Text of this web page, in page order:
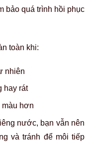
bảo quá trình hồi phục
toàn khi:
nhiên
hay rát
màu hơn
nước, bạn vẫn nên
và tránh để môi tiếp